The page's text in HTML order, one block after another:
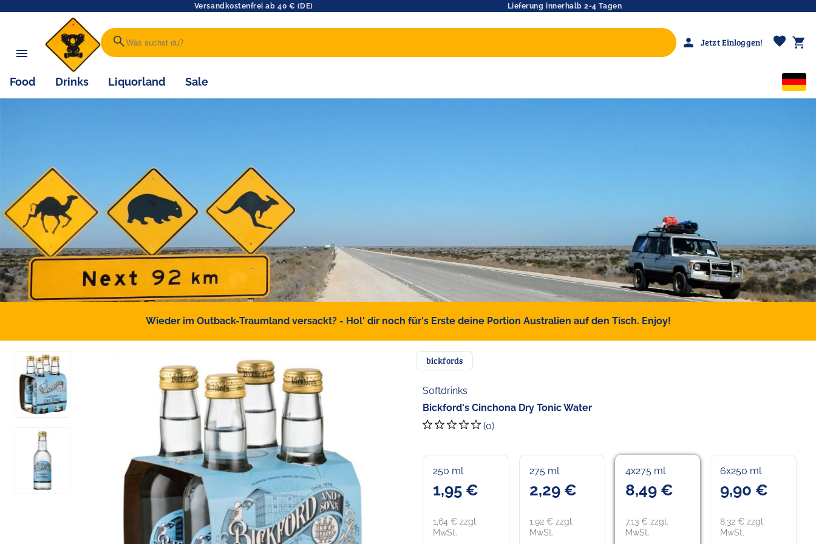
Versandkostenfrei ab 40 € (DE) Lieferung innerhalb 2-4 Tagen
search person Jetzt Einloggen! favorite shopping_cart
Food Drinks Liquorland Sale
Wieder im Outback-Traumland versackt? - Hol' dir noch für's Erste deine Portion Australien auf den Tisch. Enjoy!
bickfords
Softdrinks
Bickford's Cinchona Dry Tonic Water
(0)
250 ml
1,95 €
1,64 € zzgl.
MwSt.
275 ml
2,29 €
1,92 € zzgl.
MwSt.
4x275 ml
8,49 €
7,13 € zzgl.
MwSt.
6x250 ml
9,90 €
8,32 € zzgl.
MwSt.